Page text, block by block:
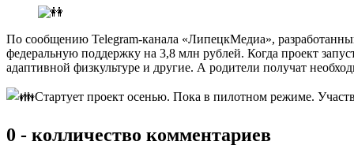
По сообщению Telegram-канала «ЛипецкМедиа»,
федеральную поддержку на 3,8 млн рублей. Когда проект
адаптивной физкультуре и другие. А родители получат
Стартует проект осенью. Пока в пилотном режиме.
0 - колличество комментариев